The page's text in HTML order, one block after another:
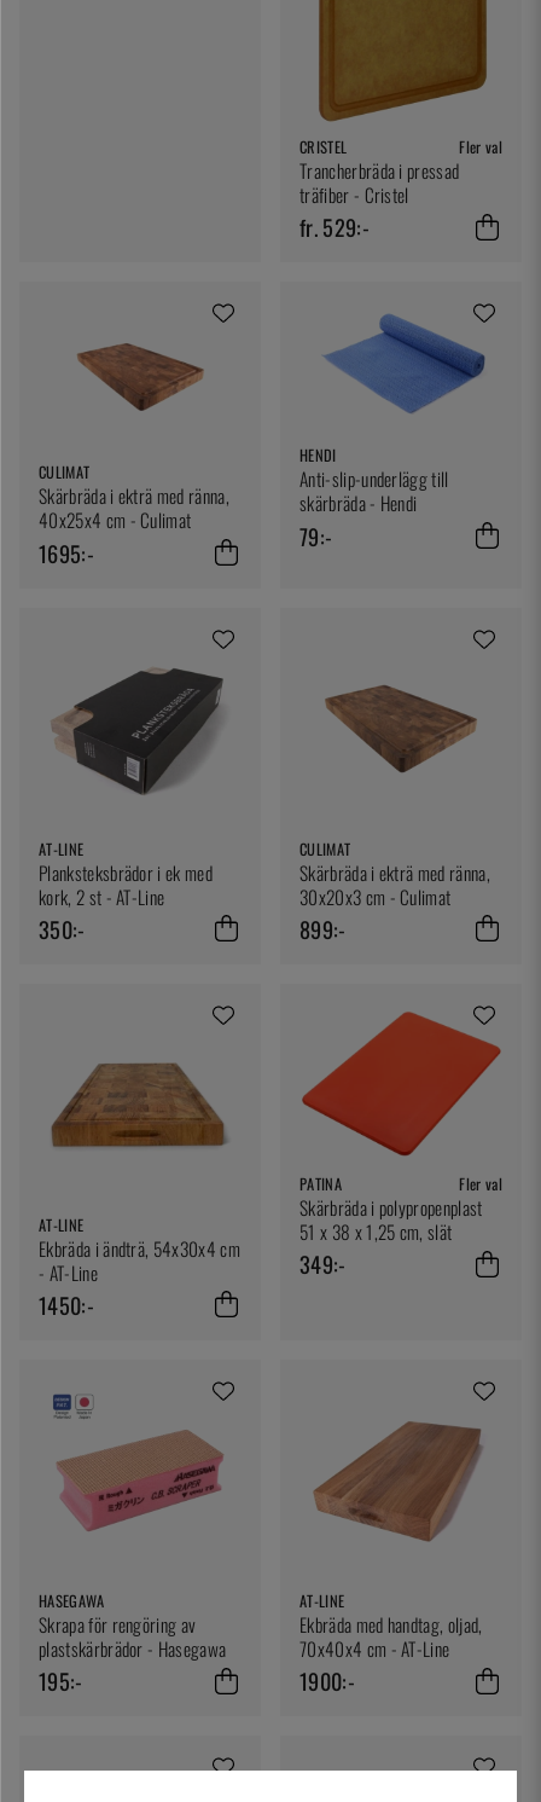
CRISTEL Fler val
Trancherbräda i pressad
träfiber - Cristel
fr. 529:-
CULIMAT
Skärbräda i ekträ med ränna,
40x25x4 cm - Culimat
1695:-
HENDI
Anti-slip-underlägg till
skärbräda - Hendi
79:-
AT-LINE
Planksteksbrädor i ek med
kork, 2 st - AT-Line
350:-
CULIMAT
Skärbräda i ekträ med ränna,
30x20x3 cm - Culimat
899:-
AT-LINE
Ekbräda i ändträ, 54x30x4 cm
- AT-Line
1450:-
PATINA Fler val
Skärbräda i polypropenplast
51 x 38 x 1,25 cm, slät
349:-
HASEGAWA
Skrapa för rengöring av
plastskärbrädor - Hasegawa
195:-
AT-LINE
Ekbräda med handtag, oljad,
70x40x4 cm - AT-Line
1900:-